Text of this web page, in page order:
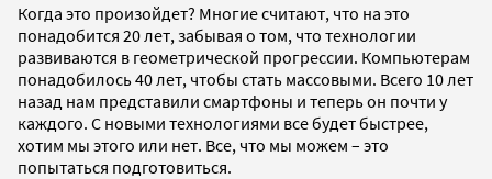
Когда это произойдет? Многие считают, что на это
понадобится 20 лет, забывая о том, что технологии
развиваются в геометрической прогрессии. Компьютерам
понадобилось 40 лет, чтобы стать массовыми. Всего 10 лет
назад нам представили смартфоны и теперь он почти у
каждого. С новыми технологиями все будет быстрее,
хотим мы этого или нет. Все, что мы можем – это
попытаться подготовиться.